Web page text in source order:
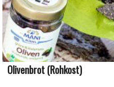
Olivenbrot (Rohkost)